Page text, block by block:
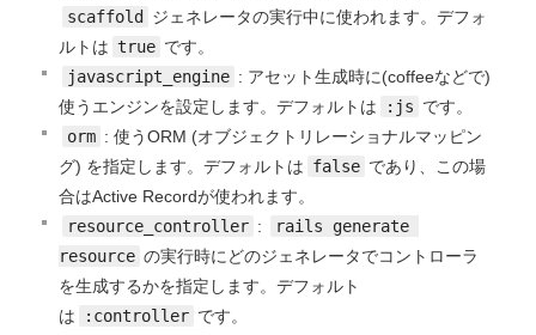
scaffold
ジェネレータの実行中に使われます。デフォ
ルトは true です。
javascript_engine : アセット生成時に(coffeeなどで)
使うエンジンを設定します。デフォルトは
:js です。
orm : 使うORM (オブジェクトリレーショナルマッピン
グ) を指定します。デフォルトは false であり、この場
合はActive Recordが使われます。
resource_controller :
rails generate
resource の実行時にどのジェネレータでコントローラ
を生成するかを指定します。デフォルト
は
:controller です。